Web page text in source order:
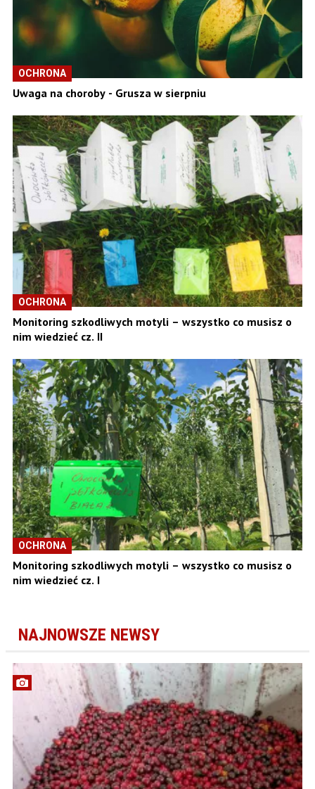
OCHRONA
Uwaga na choroby - Grusza w sierpniu
OCHRONA
Monitoring szkodliwych motyli – wszystko co musisz o
nim wiedzieć cz. II
OCHRONA
Monitoring szkodliwych motyli – wszystko co musisz o
nim wiedzieć cz. I
NAJNOWSZE NEWSY